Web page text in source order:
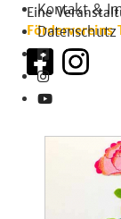
Kontakt &
Datenschutz
Eine
Fördervereins